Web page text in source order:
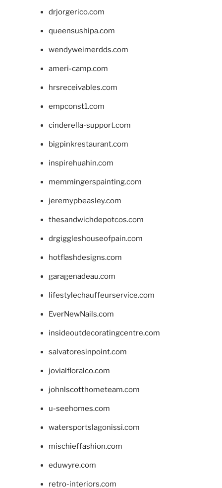
drjorgerico.com
queensushipa.com
wendyweimerdds.com
ameri-camp.com
hrsreceivables.com
empconst1.com
cinderella-support.com
bigpinkrestaurant.com
inspirehuahin.com
memmingerspainting.com
jeremypbeasley.com
thesandwichdepotcos.com
drgiggleshouseofpain.com
hotflashdesigns.com
garagenadeau.com
lifestylechauffeurservice.com
EverNewNails.com
insideoutdecoratingcentre.com
salvatoresinpoint.com
jovialfloralco.com
johnlscotthometeam.com
u-seehomes.com
watersportslagonissi.com
mischieffashion.com
eduwyre.com
retro-interiors.com